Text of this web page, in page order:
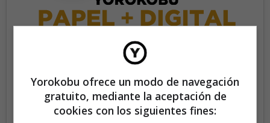
35€/año
Recibe 4 números de la revista Yorokobu.
Yorokobu ofrece un modo de navegación
gratuito, mediante la aceptación de
cookies con los siguientes fines: